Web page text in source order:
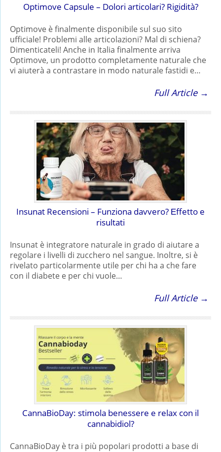
Optimove Capsule – Dolori articolari? Rigidità?
Optimove è finalmente disponibile sul suo sito
ufficiale! Problemi alle articolazioni? Mal di schiena?
Dimenticateli! Anche in Italia finalmente arriva
Optimove, un prodotto completamente naturale che
vi aiuterà a contrastare in modo naturale fastidi e…
Full Article →
Insunat Recensioni – Funziona davvero? Еffetto e
risultati
Insunat è integratore naturale in grado di aiutare a
regolare i livelli di zucchero nel sangue. Inoltre, si è
rivelato particolarmente utile per chi ha a che fare
con il diabete e per chi vuole…
Full Article →
CannaBioDay: stimola benessere e relax con il
cannabidiol?
CannaBioDay è tra i più popolari prodotti a base di